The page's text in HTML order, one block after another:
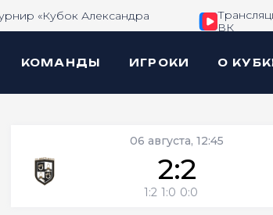
«Кубок Александра
ВК
КОМАНДЫ ИГРОКИ О
06 августа, 12:45
2:2
1:2 1:0 0:0